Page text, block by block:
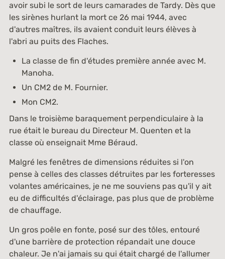
avoir subi le sort de leurs camarades de Tardy. Dès que
les sirènes hurlant la mort ce 26 mai 1944, avec
d'autres maîtres, ils avaient conduit leurs élèves à
l'abri au puits des Flaches.
La classe de fin d'études première année avec M.
Manoha.
Un CM2 de M. Fournier.
Mon CM2.
Dans le troisième baraquement perpendiculaire à la
rue était le bureau du Directeur M. Quenten et la
classe où enseignait Mme Béraud.
Malgré les fenêtres de dimensions réduites si l'on
pense à celles des classes détruites par les forteresses
volantes américaines, je ne me souviens pas qu'il y ait
eu de difficultés d'éclairage, pas plus que de problème
de chauffage.
Un gros poêle en fonte, posé sur des tôles, entouré
d'une barrière de protection répandait une douce
chaleur. Je n'ai jamais su qui était chargé de l'allumer